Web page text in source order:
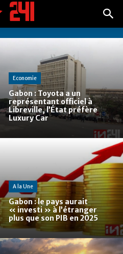
Economie
Gabon : Toyota a un
représentant officiel à
Libreville, l’État préfère
Luxury Car
A la Une
Gabon : le pays aurait
« investi » à l’étranger
plus que son PIB en 2025